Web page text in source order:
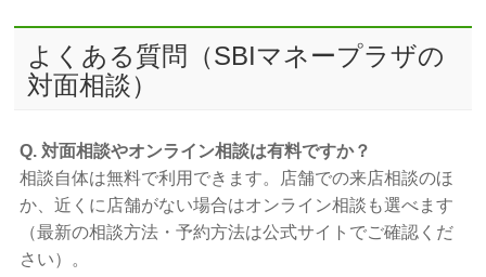
よくある質問（SBIマネープラザの
対面相談）
Q. 対面相談やオンライン相談は有料ですか？
相談自体は無料で利用できます。店舗での来店相談のほ
か、近くに店舗がない場合はオンライン相談も選べます
（最新の相談方法・予約方法は公式サイトでご確認くだ
さい）。